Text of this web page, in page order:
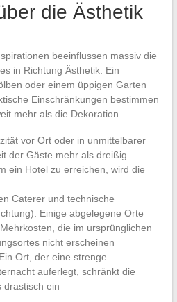
die Ästhetik
beeinflussen massiv die
in Richtung Ästhetik. Ein
oder einem üppigen Garten
Einschränkungen bestimmen
mehr als die Dekoration.
vor Ort oder in unmittelbarer
der Gäste mehr als dreißig
ein Hotel zu erreichen, wird die
Caterer und technische
Einige abgelegene Orte
die im ursprünglichen
nicht erscheinen
Ort, der eine strenge
auferlegt, schränkt die
drastisch ein